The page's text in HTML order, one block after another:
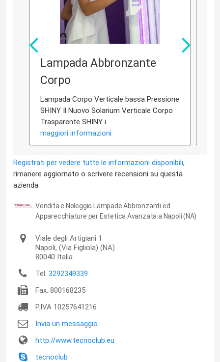
Lampada Abbronzante
Corpo
Lampada Corpo Verticale bassa Pressione
SHINY Il Nuovo Solarium Verticale Corpo
Trasparente SHINY i
maggiori informazioni
Registrati per vedere tutte le informazioni disponibili,
rimanere aggiornato o scrivere recensioni su questa
azienda
Vendita e Noleggio Lampade Abbronzanti ed
Apparecchiature per Estetica Avanzata a Napoli (NA)
Viale degli Artigiani 1
Napoli, (Via Figliola) (NA)
80040 Italia
Tel. 3292349339
Fax. 800168235
P.IVA 10257641216
Invia un messaggio
http://www.tecnoclub.eu
tecnoclub